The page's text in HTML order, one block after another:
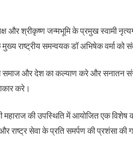
आशीर्वाद
से
हुए
शिंदे
के
शिवसेना
और श्रीकृष्ण जन्मभूमि के प्रमुख स्वामी
समन्वयक डॉ अभिषेक वर्मा को
समाज और देश का कल्याण करे और सनातन
करे।
की उपस्थिति में आयोजित एक विशेष
राष्ट्र सेवा के प्रति समर्पण की प्रशंसा की